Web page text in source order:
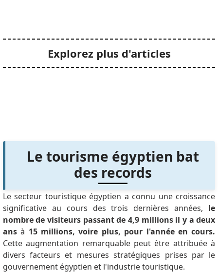
Explorez plus d'articles
Le tourisme égyptien bat
des records
Le secteur touristique égyptien a connu une croissance
significative au cours des trois dernières années, le
nombre de visiteurs passant de 4,9 millions il y a deux
ansà 15 millions, voire plus, pour l'année en cours.
Cette augmentation remarquable peut être attribuée à
divers facteurs et mesures stratégiques prises par le
gouvernement égyptien et l'industrie touristique.